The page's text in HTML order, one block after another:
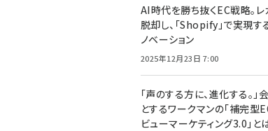
AI時代を勝ち抜くEC戦略。
脱却し、「Shopify」で実現
ノベーション
2025年12月23日 7:00
「声のする方に、進化する。
とするワークマンの「補完型
ビューマーケティング3.0」と